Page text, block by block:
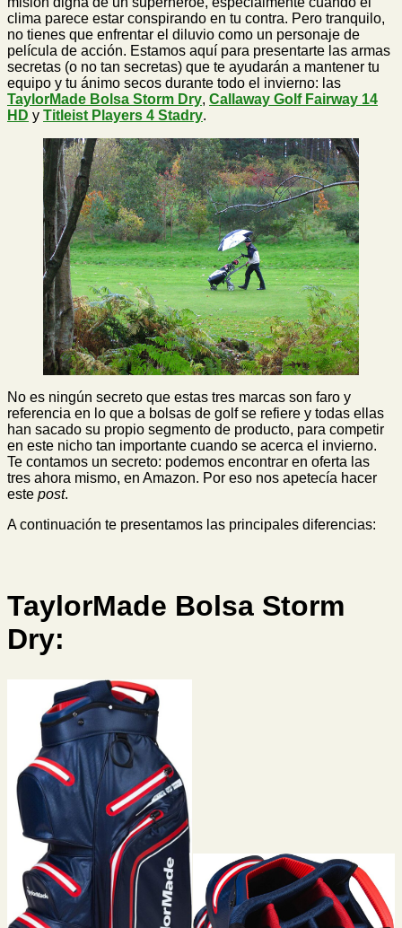
clima parece estar conspirando en tu contra. Pero tranquilo,
no tienes que enfrentar el diluvio como un personaje de
película de acción. Estamos aquí para presentarte las armas
secretas (o no tan secretas) que te ayudarán a mantener tu
equipo y tu ánimo secos durante todo el invierno: las
TaylorMade Bolsa Storm Dry, Callaway Golf Fairway 14
HD y Titleist Players 4 Stadry.
No es ningún secreto que estas tres marcas son faro y
referencia en lo que a bolsas de golf se refiere y todas ellas
han sacado su propio segmento de producto, para competir
en este nicho tan importante cuando se acerca el invierno.
Te contamos un secreto: podemos encontrar en oferta las
tres ahora mismo, en Amazon. Por eso nos apetecía hacer
este post.
A continuación te presentamos las principales diferencias:
TaylorMade Bolsa Storm
Dry: